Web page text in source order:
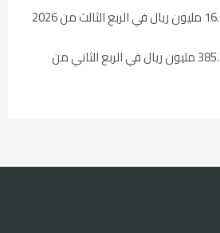
“سينومي سنترز” تربح 385.7 مليون ريال في الربع الثاني من